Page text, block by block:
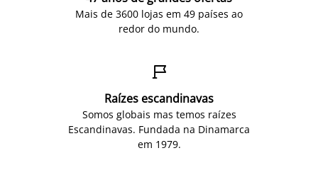
Mais de 3600 lojas em 49 países ao
redor do mundo.

Raízes escandinavas
Somos globais mas temos raízes
Escandinavas. Fundada na Dinamarca
em 1979.